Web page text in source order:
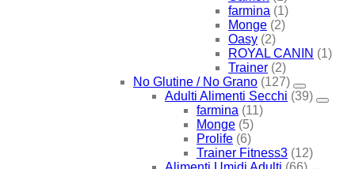
farmina (1)
Monge (2)
Oasy (2)
ROYAL CANIN (1)
Trainer (2)
No Glutine / No Grano (127)
Adulti Alimenti Secchi (39)
farmina (11)
Monge (5)
Prolife (6)
Trainer Fitness3 (12)